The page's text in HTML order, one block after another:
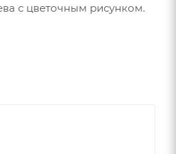
с цветочным рисунком.